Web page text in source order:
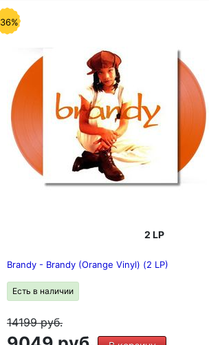
2 LP
Brandy - Brandy (Orange Vinyl) (2 LP)
Есть в наличии
14199руб.